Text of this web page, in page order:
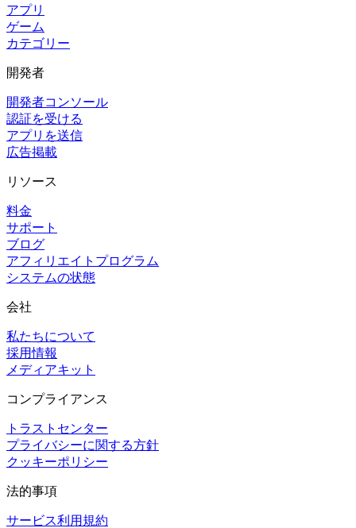
アプリ
ゲーム
カテゴリー
開発者
開発者コンソール
認証を受ける
アプリを送信
広告掲載
リソース
料金
サポート
ブログ
アフィリエイトプログラム
システムの状態
会社
私たちについて
採用情報
メディアキット
コンプライアンス
トラストセンター
プライバシーに関する方針
クッキーポリシー
法的事項
サービス利用規約